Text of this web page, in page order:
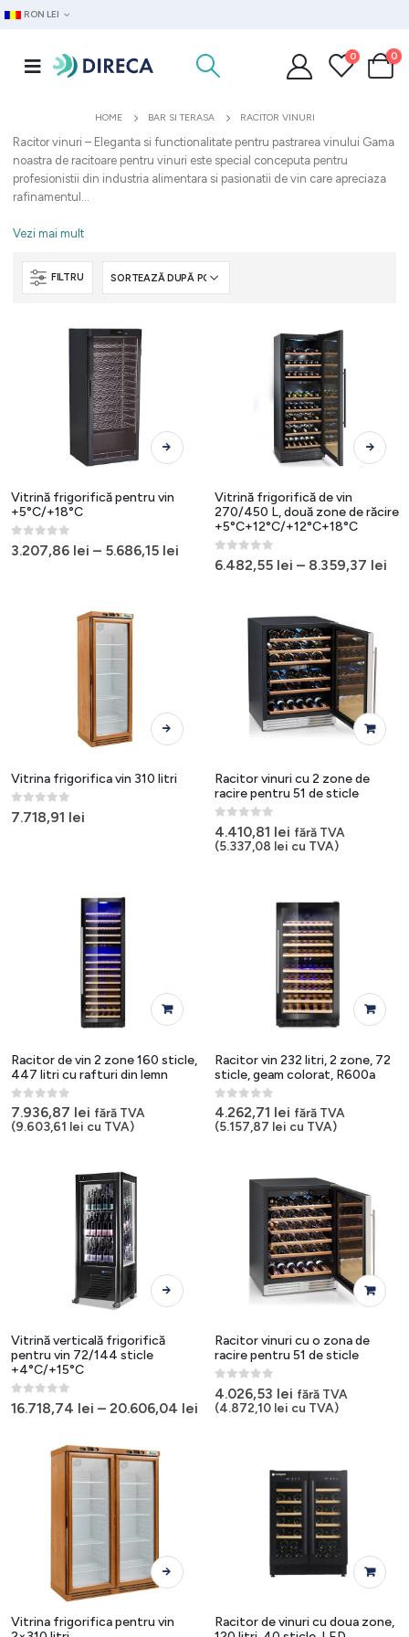
RON LEI
0 0
HOME BAR SI TERASA RACITOR VINURI
Racitor vinuri – Eleganta si functionalitate pentru pastrarea vinului Gama
noastra de racitoare pentru vinuri este special conceputa pentru
profesionistii din industria alimentara si pasionatii de vin care apreciaza
rafinamentul...
Vezi mai mult
FILTRU
Acest
produs
mai
Opțiunile
Vitrină frigorifică pentru vin
+5°C/+18°C
0out of 5
3.207,86 lei – 5.686,15 lei
Acest
produs
multe
variații.
pot
pagina
Vitrină frigorifică de vin
270/450 L, două zone de răcire
+5°C+12°C/+12°C+18°C
0out of 5
6.482,55 lei – 8.359,37 lei
Acest
produs
mai
Vitrina frigorifica vin 310 litri
0out of 5
7.718,91 lei
Racitor vinuri cu 2 zone de
racire pentru 51 de sticle
0out of 5
4.410,81 lei fără TVA
(5.337,08 lei cu TVA)
Racitor de vin 2 zone 160 sticle,
447 litri cu rafturi din lemn
0out of 5
7.936,87 lei fără TVA
(9.603,61 lei cu TVA)
Racitor vin 232 litri, 2 zone, 72
sticle, geam colorat, R600a
0out of 5
4.262,71 lei fără TVA
(5.157,87 lei cu TVA)
Acest
produs
mai
multe
pot
alese
în
Vitrină verticală frigorifică
pentru vin 72/144 sticle
+4°C/+15°C
0out of 5
16.718,74 lei – 20.606,04 lei
Racitor vinuri cu o zona de
racire pentru 51 de sticle
0out of 5
4.026,53 lei fără TVA
(4.872,10 lei cu TVA)
Acest
produs
mai
Vitrina frigorifica pentru vin
Racitor de vinuri cu doua zone,